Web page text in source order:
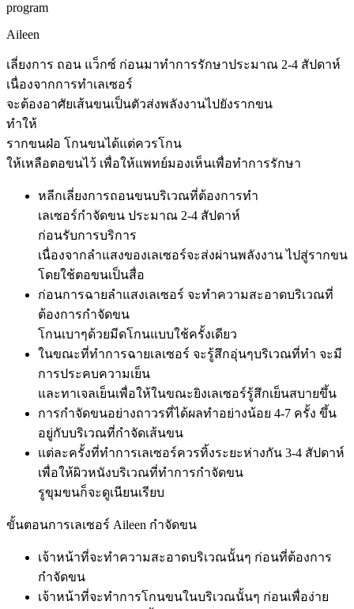
program
Aileen
เลี่ยงการ ถอน แว็กซ์ ก่อนมาทำการรักษาประมาณ 2-4 สัปดาห์
เนื่องจากการทำเลเซอร์
จะต้องอาศัยเส้นขนเป็นตัวส่งพลังงานไปยังรากขน
ทำให้
รากขนฝ่อ โกนขนได้แต่ควรโกน
ให้เหลือตอขนไว้ เพื่อให้แพทย์มองเห็นเพื่อทำการรักษา
หลีกเลี่ยงการถอนขนบริเวณที่ต้องการทำ
เลเซอร์กำจัดขน ประมาณ 2-4 สัปดาห์
ก่อนรับการบริการ
เนื่องจากลำแสงของเลเซอร์จะส่งผ่านพลังงาน ไปสู่รากขน
โดยใช้ตอขนเป็นสื่อ
ก่อนการฉายลำแสงเลเซอร์ จะทำความสะอาดบริเวณที่
ต้องการกำจัดขน
โกนเบาๆด้วยมีดโกนแบบใช้ครั้งเดียว
ในขณะที่ทำการฉายเลเซอร์ จะรู้สึกอุ่นๆบริเวณที่ทำ จะมี
การประคบความเย็น
และทาเจลเย็นเพื่อให้ในขณะยิงเลเซอร์รู้สึกเย็นสบายขึ้น
การกำจัดขนอย่างถาวรที่ได้ผลทำอย่างน้อย 4-7 ครั้ง ขึ้น
อยู่กับบริเวณที่กำจัดเส้นขน
แต่ละครั้งที่ทำการเลเซอร์ควรทิ้งระยะห่างกัน 3-4 สัปดาห์
เพื่อให้ผิวหนังบริเวณที่ทำการกำจัดขน
รูขุมขนก็จะดูเนียนเรียบ
ขั้นตอนการเลเซอร์ Aileen กำจัดขน
เจ้าหน้าที่จะทำความสะอาดบริเวณนั้นๆ ก่อนที่ต้องการ
กำจัดขน
เจ้าหน้าที่จะทำการโกนขนในบริเวณนั้นๆ ก่อนเพื่อง่าย